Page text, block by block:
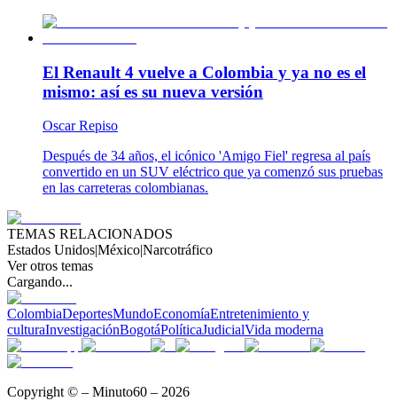
El Renault 4 vuelve a Colombia y ya no es el
mismo: así es su nueva versión
Oscar Repiso
Después de 34 años, el icónico 'Amigo Fiel' regresa al país
convertido en un SUV eléctrico que ya comenzó sus pruebas
en las carreteras colombianas.
TEMAS RELACIONADOS
Estados Unidos|México|Narcotráfico
Ver otros temas
Cargando...
ColombiaDeportesMundoEconomíaEntretenimiento y
culturaInvestigaciónBogotáPolíticaJudicialVida moderna
Copyright © – Minuto60 – 2026